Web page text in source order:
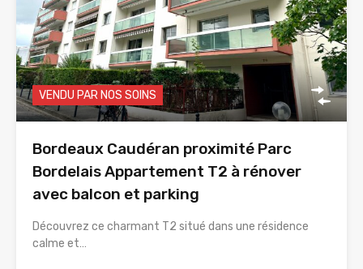
VENDU PAR NOS SOINS
Bordeaux Caudéran proximité Parc
Bordelais Appartement T2 à rénover
avec balcon et parking
Découvrez ce charmant T2 situé dans une résidence
calme et…